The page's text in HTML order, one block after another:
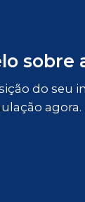
sobre
do seu
agora.